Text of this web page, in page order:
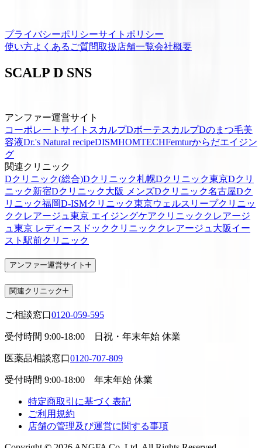
プライバシーポリシーサイトポリシー
使い方よくあるご質問取扱店舗一覧会社概要
SCALP D SNS
アンファー運営サイト
コーポレートサイト スカルプDボーテスカルプDのまつ毛美
容液Dr.'s Natural recipeDISMHOMTECHFemturからだエイジン
グ
関連クリニック
Dクリニック(総合)Dクリニック札幌Dクリニック東京Dクリ
ニック新宿Dクリニック大阪 メンズDクリニック名古屋Dク
リニック福岡D-ISMクリニック東京ウェルスリープクリニッ
ク クレアージュ東京 エイジングケアクリニック クレアージ
ュ東京 レディースドッククリニック クレアージュ大阪イー
スト駅前クリニック
アンファー運営サイト
関連クリニック
ご相談窓口0120-059-595
受付時間 9:00-18:00 日祝・年末年始 休業
医薬品相談窓口0120-707-809
受付時間 9:00-18:00 年末年始 休業
特定商取引に基づく表記
ご利用規約
店舗の管理及び運営に関する事項